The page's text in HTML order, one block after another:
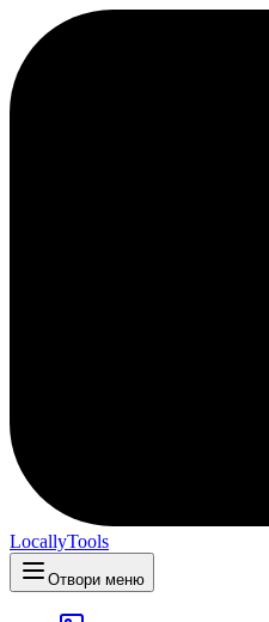
LocallyTools
Отвори меню